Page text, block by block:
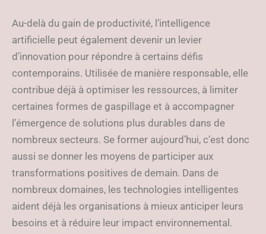
Au-delà du gain de productivité, l’intelligence
artificielle peut également devenir un levier
d’innovation pour répondre à certains défis
contemporains. Utilisée de manière responsable, elle
contribue déjà à optimiser les ressources, à limiter
certaines formes de gaspillage et à accompagner
l’émergence de solutions plus durables dans de
nombreux secteurs. Se former aujourd’hui, c’est donc
aussi se donner les moyens de participer aux
transformations positives de demain. Dans de
nombreux domaines, les technologies intelligentes
aident déjà les organisations à mieux anticiper leurs
besoins et à réduire leur impact environnemental.